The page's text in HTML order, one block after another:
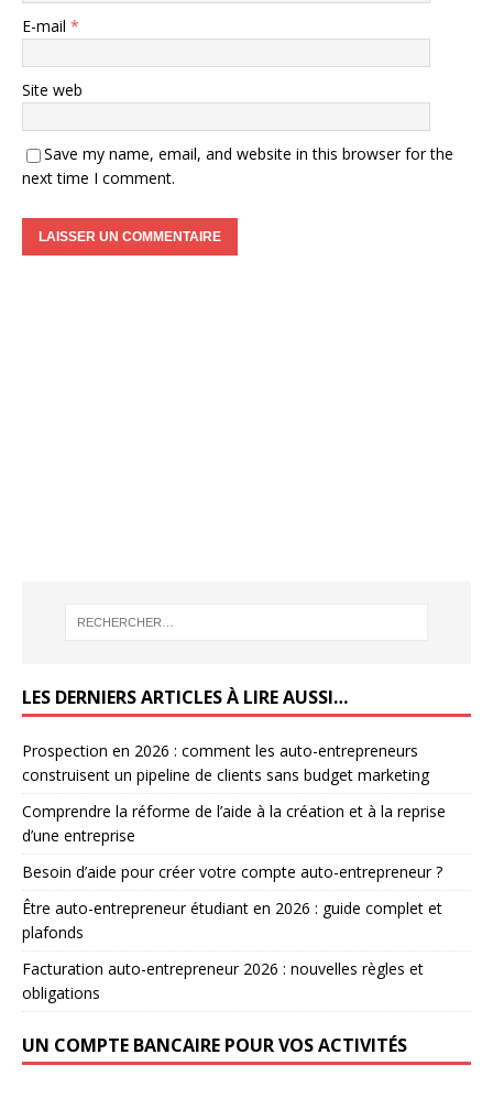
E-mail *
Site web
Save my name, email, and website in this browser for the
next time I comment.
LES DERNIERS ARTICLES À LIRE AUSSI…
Prospection en 2026 : comment les auto-entrepreneurs
construisent un pipeline de clients sans budget marketing
Comprendre la réforme de l’aide à la création et à la reprise
d’une entreprise
Besoin d’aide pour créer votre compte auto-entrepreneur ?
Être auto-entrepreneur étudiant en 2026 : guide complet et
plafonds
Facturation auto-entrepreneur 2026 : nouvelles règles et
obligations
UN COMPTE BANCAIRE POUR VOS ACTIVITÉS